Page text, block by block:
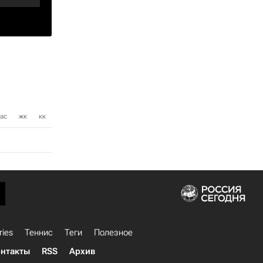
жк кк
Теннис Теги
Полезное
RSS Архив